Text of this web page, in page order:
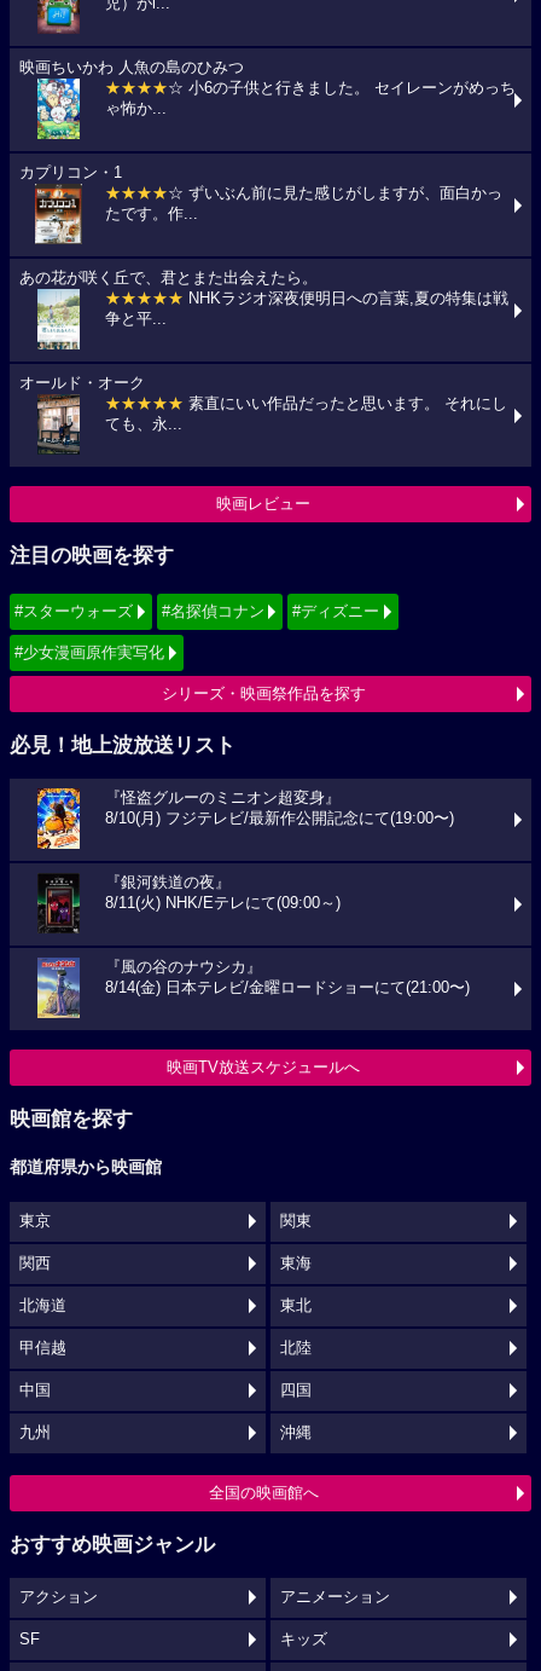
児）がi...
映画ちいかわ 人魚の島のひみつ
★★★★☆ 小6の子供と行きました。 セイレーンがめっち
ゃ怖か...
カプリコン・1
★★★★☆ ずいぶん前に見た感じがしますが、面白かっ
たです。作...
あの花が咲く丘で、君とまた出会えたら。
★★★★★ NHKラジオ深夜便明日への言葉,夏の特集は戦
争と平...
オールド・オーク
★★★★★ 素直にいい作品だったと思います。 それにし
ても、永...
映画レビュー
注目の映画を探す
#スターウォーズ #名探偵コナン #ディズニー
#少女漫画原作実写化
シリーズ・映画祭作品を探す
必見！地上波放送リスト
『怪盗グルーのミニオン超変身』
8/10(月) フジテレビ/最新作公開記念にて(19:00〜)
『銀河鉄道の夜』
8/11(火) NHK/Eテレにて(09:00～)
『風の谷のナウシカ』
8/14(金) 日本テレビ/金曜ロードショーにて(21:00〜)
映画TV放送スケジュールへ
映画館を探す
都道府県から映画館
東京 関東
関西 東海
北海道 東北
甲信越 北陸
中国 四国
九州 沖縄
全国の映画館へ
おすすめ映画ジャンル
アクション アニメーション
SF キッズ